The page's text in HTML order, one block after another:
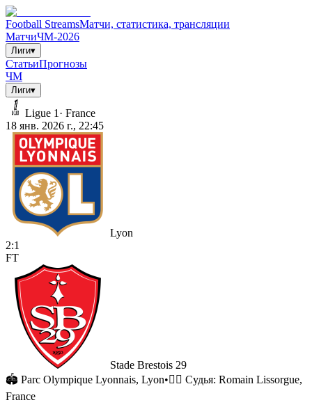
Football StreamsМатчи, статистика, трансляции
МатчиЧМ-2026
Лиги▾
СтатьиПрогнозы
ЧМ
Лиги▾
Ligue 1 · France
18 янв. 2026 г., 22:45
Lyon
2:1
FT
Stade Brestois 29
🏟 Parc Olympique Lyonnais, Lyon•🧑‍⚖️ Судья: Romain Lissorgue,
France